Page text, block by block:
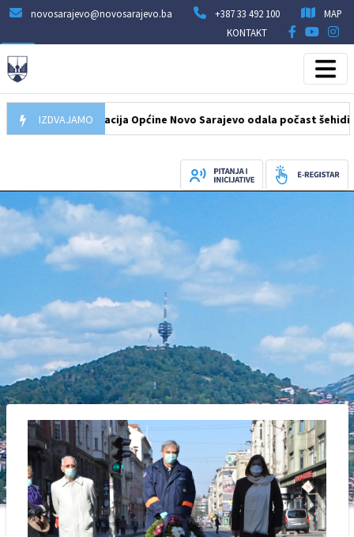
novosarajevo@novosarajevo.ba +387 33 492 100
MAP
KONTAKT
IZDVAJAMO
Delegacija Općine Novo Sarajevo odala počast šehidima i